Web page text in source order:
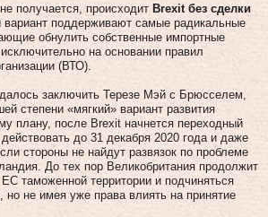
получается, происходит Brexit без сделки
поддерживают самые радикальные
обнулить собственные импортные
на основании правил
(ВТО).
заключить Терезе Мэй с Брюсселем,
степени «мягкий» вариант развития
плану, после Brexit начнется переходный
до 31 декабря 2020 года и даже
стороны не найдут развязок по проблеме
До тех пор Великобритания продолжит
таможенной территории и подчиняться
но не имея уже права влиять на принятие